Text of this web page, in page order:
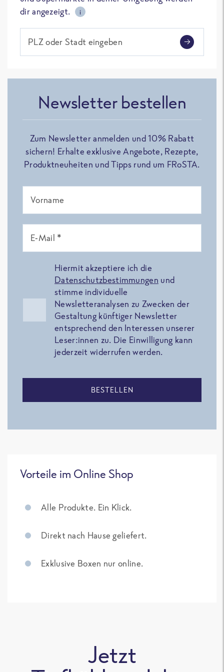
dir angezeigt.
i
PLZ oder Stadt eingeben
Newsletter bestellen
Zum Newsletter anmelden und 10% Rabatt
sichern! Erhalte exklusive Angebote, Rezepte,
Produktneuheiten und Tipps rund um FRoSTA.
Vorname
E-Mail *
Hiermit akzeptiere ich die
Datenschutzbestimmungen und
stimme individuelle
Newsletteranalysen zu Zwecken der
Gestaltung künftiger Newsletter
entsprechend den Interessen unserer
Leser:innen zu. Die Einwilligung kann
jederzeit widerrufen werden.
BESTELLEN
Vorteile im Online Shop
Alle Produkte. Ein Klick.
Direkt nach Hause geliefert.
Exklusive Boxen nur online.
Jetzt